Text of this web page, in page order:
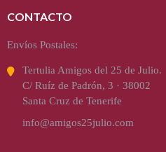
CONTACTO
Envíos Postales:
Tertulia Amigos del 25 de Julio.
C/ Ruíz de Padrón, 3 · 38002
Santa Cruz de Tenerife
info@amigos25julio.com